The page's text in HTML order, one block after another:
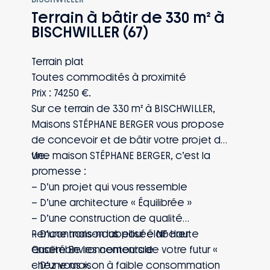
couvre de la signature jusqu’à 10 ans
après la réception : naissance, mutation,
famille êtes protégés, quoi qu’il arrive.
Terrain à bâtir de 330 m² à
BISCHWILLER (67)
Terrain plat
Toutes commodités à proximité
Prix : 74250 €.
Sur ce terrain de 330 m² à BISCHWILLER,
Maisons STÉPHANE BERGER vous propose
de concevoir et de bâtir votre projet de
vie.
Une maison STÉPHANE BERGER, c’est la
promesse :
– D’un projet qui vous ressemble
– D’une architecture « Équilibrée »
– D’une construction de qualité
– D’une maison labellisée NF Haute
Qualité Environnementale
– D’une maison à faible consommation
Rencontrons-nous pour élaborer
ensemble les contours de votre futur «
chez vous ».